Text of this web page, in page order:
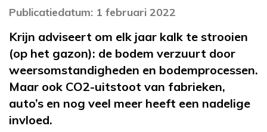
Publicatiedatum: 1 februari 2022
Krijn adviseert om elk jaar kalk te strooien
(op het gazon): de bodem verzuurt door
weersomstandigheden en bodemprocessen.
Maar ook CO2-uitstoot van fabrieken,
auto’s en nog veel meer heeft een nadelige
invloed.